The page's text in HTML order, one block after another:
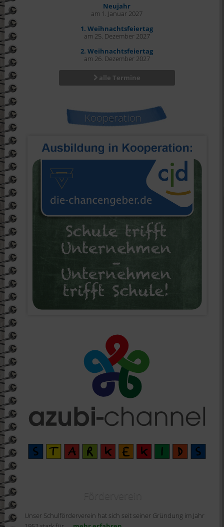
Neujahr
am 1. Januar 2027
1. Weihnachtsfeiertag
am 25. Dezember 2027
2. Weihnachtsfeiertag
am 26. Dezember 2027
alle Termine
Kooperation
Förderverein
Unser Schulförderverein hat sich seit seiner Gründung im Jahr